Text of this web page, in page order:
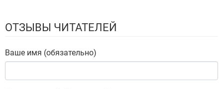
ОТЗЫВЫ ЧИТАТЕЛЕЙ
Ваше имя (обязательно)